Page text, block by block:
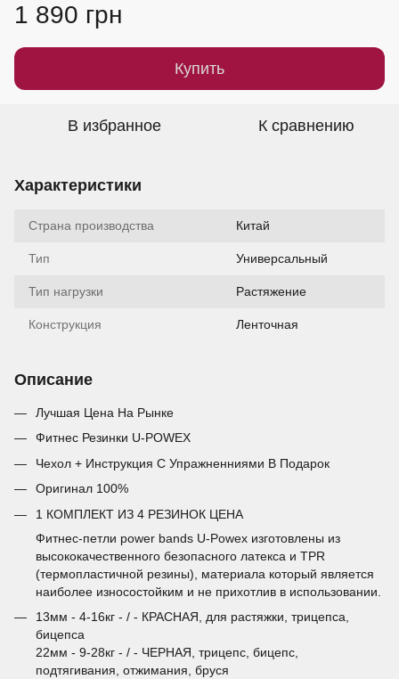
1 890 грн
Купить
В избранное К сравнению
Характеристики
Страна производства Китай
Тип Универсальный
Тип нагрузки Растяжение
Конструкция Ленточная
Описание
Лучшая Цена На Рынке
Фитнес Резинки U-POWEX
Чехол + Инструкция С Упражненниями В Подарок
Оригинал 100%
1 КОМПЛЕКТ ИЗ 4 РЕЗИНОК ЦЕНА
Фитнес-петли power bands U-Powex изготовлены из
высококачественного безопасного латекса и TPR
(термопластичной резины), материала который является
наиболее износостойким и не прихотлив в использовании.
13мм - 4-16кг - / - КРАСНАЯ, для растяжки, трицепса,
бицепса
22мм - 9-28кг - / - ЧЕРНАЯ, трицепс, бицепс,
подтягивания, отжимания, бруся